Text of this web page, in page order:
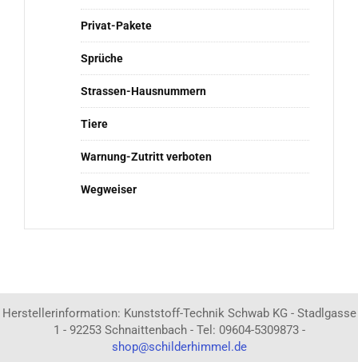
Privat-Pakete
Sprüche
Strassen-Hausnummern
Tiere
Warnung-Zutritt verboten
Wegweiser
Herstellerinformation: Kunststoff-Technik Schwab KG - Stadlgasse
1 - 92253 Schnaittenbach - Tel: 09604-5309873 -
shop@schilderhimmel.de